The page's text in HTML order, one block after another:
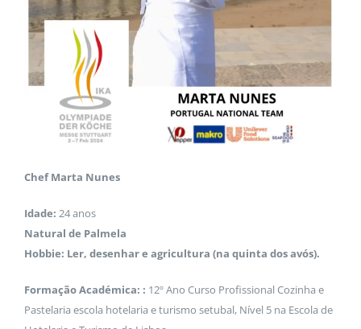
Chef Marta Nunes
Idade: 24 anos
Natural de Palmela
Hobbie: Ler, desenhar e agricultura (na quinta dos avós).
Formação Académica: : 12º Ano Curso Profissional Cozinha e
Pastelaria escola hotelaria e turismo setubal, Nível 5 na Escola de